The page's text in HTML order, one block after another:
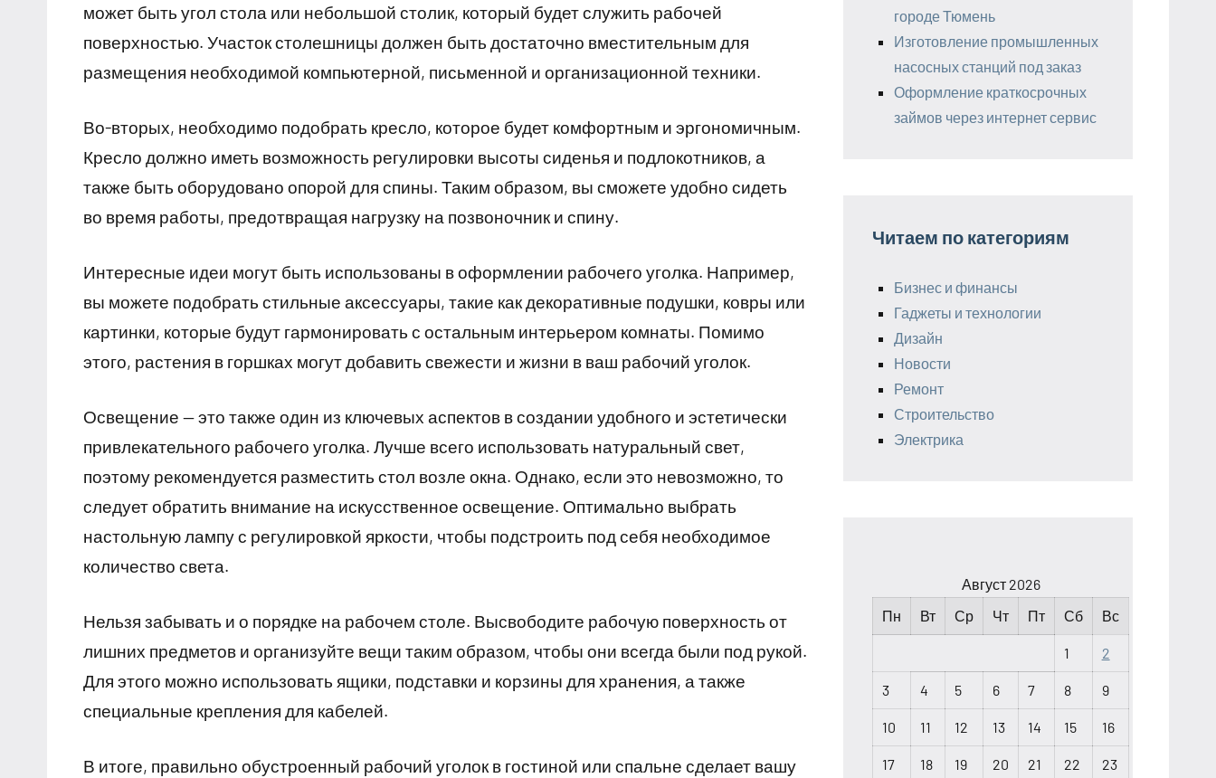
может быть угол стола или небольшой столик, который будет служить рабочей
поверхностью. Участок столешницы должен быть достаточно вместительным для
размещения необходимой компьютерной, письменной и организационной техники.
Во-вторых, необходимо подобрать кресло, которое будет комфортным и эргономичным.
Кресло должно иметь возможность регулировки высоты сиденья и подлокотников, а
также быть оборудовано опорой для спины. Таким образом, вы сможете удобно сидеть
во время работы, предотвращая нагрузку на позвоночник и спину.
Интересные идеи могут быть использованы в оформлении рабочего уголка. Например,
вы можете подобрать стильные аксессуары, такие как декоративные подушки, ковры или
картинки, которые будут гармонировать с остальным интерьером комнаты. Помимо
этого, растения в горшках могут добавить свежести и жизни в ваш рабочий уголок.
Освещение — это также один из ключевых аспектов в создании удобного и эстетически
привлекательного рабочего уголка. Лучше всего использовать натуральный свет,
поэтому рекомендуется разместить стол возле окна. Однако, если это невозможно, то
следует обратить внимание на искусственное освещение. Оптимально выбрать
настольную лампу с регулировкой яркости, чтобы подстроить под себя необходимое
количество света.
Нельзя забывать и о порядке на рабочем столе. Высвободите рабочую поверхность от
лишних предметов и организуйте вещи таким образом, чтобы они всегда были под рукой.
Для этого можно использовать ящики, подставки и корзины для хранения, а также
специальные крепления для кабелей.
В итоге, правильно обустроенный рабочий уголок в гостиной или спальне сделает вашу
городе Тюмень
Изготовление промышленных
насосных станций под заказ
Оформление краткосрочных
займов через интернет сервис
Читаем по категориям
Бизнес и финансы
Гаджеты и технологии
Дизайн
Новости
Ремонт
Строительство
Электрика
Август 2026
Пн
Вт Ср Чт Пт Сб Вс
1 2
3 4 5 6 7 8 9
10 11 12 13 14 15 16
17 18 19 20 21 22 23